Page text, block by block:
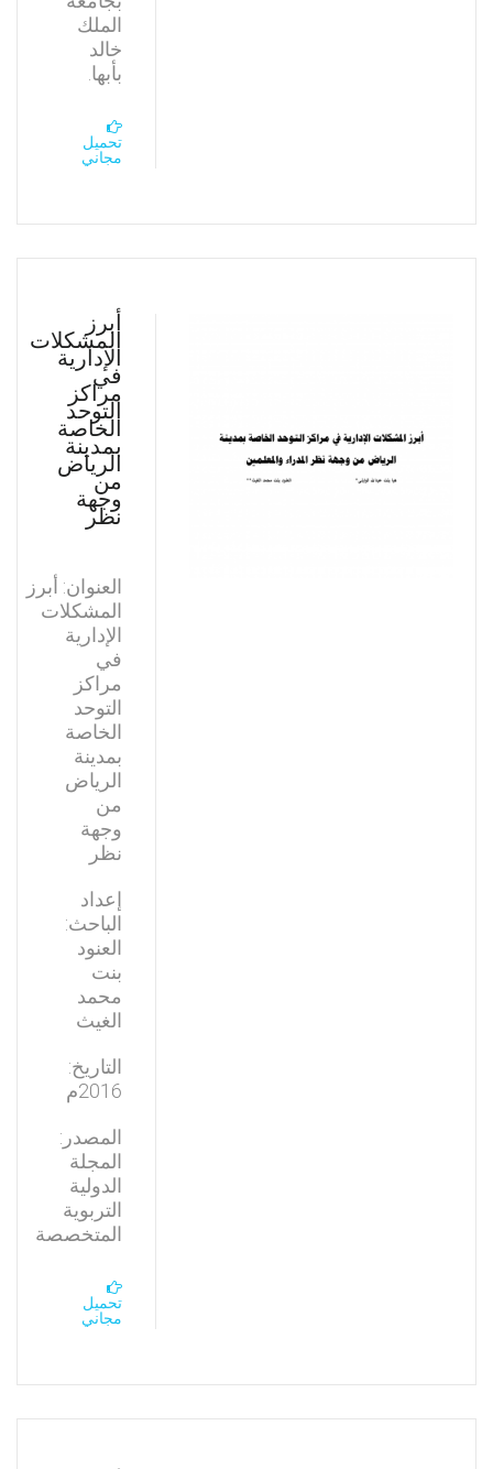
الملك
خالد
بأبها.
تحميل
مجاني
أبرز
المشكلات
الإدارية
في
مراكز
التوحد
الخاصة
بمدينة
الرياض
من
وجهة
نظر
العنوان: أبرز
المشكلات
الإدارية
في
مراكز
التوحد
الخاصة
بمدينة
الرياض
من
وجهة
نظر
إعداد
الباحث:
العنود
بنت
محمد
الغيث
التاريخ:
2016م
المصدر:
المجلة
الدولية
التربوية
المتخصصة
تحميل
مجاني